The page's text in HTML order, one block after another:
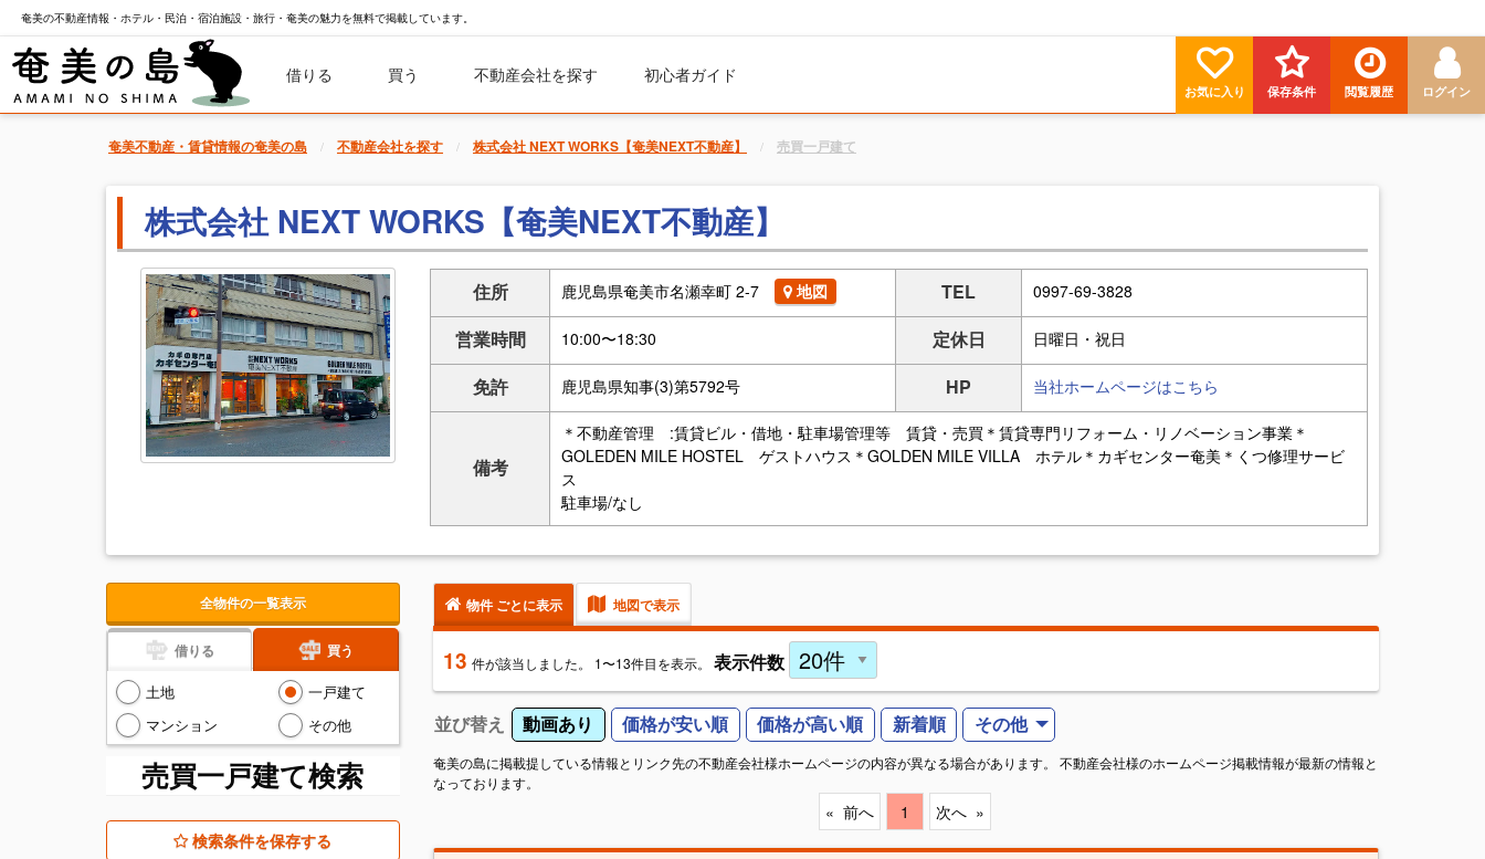
奄美の不動産情報・ホテル・民泊・宿泊施設・旅行・奄美の魅力を無料で掲載しています。
借りる 買う 不動産会社を探す 初心者ガイド
ログイン
閲覧履歴
保存条件
お気に入り
奄美不動産・賃貸情報の奄美の島 不動産会社を探す 株式会社 NEXT WORKS【奄美NEXT不動産】 売買一戸建て
株式会社 NEXT WORKS【奄美NEXT不動産】
住所 鹿児島県奄美市名瀬幸町 2-7 地図 TEL 0997-69-3828
営業時間 10:00〜18:30 定休日 日曜日・祝日
免許 鹿児島県知事(3)第5792号 HP 当社ホームページはこちら
備考
＊不動産管理 :賃貸ビル・借地・駐車場管理等 賃貸・売買＊賃貸専門リフォーム・リノベーション事業＊
GOLEDEN MILE HOSTEL ゲストハウス＊GOLDEN MILE VILLA ホテル＊カギセンター奄美＊くつ修理サービ
ス
駐車場/なし
全物件の一覧表示
借りる 買う
土地
一戸建て
マンション
その他
売買一戸建て検索
検索条件を保存する
物件 ごとに表示 地図で表示
13 件が該当しました。 1〜13件目を表示。 表示件数
並び替え 動画あり 価格が安い順 価格が高い順 新着順 その他
奄美の島に掲載提している情報とリンク先の不動産会社様ホームページの内容が異なる場合があります。 不動産会社様のホームページ掲載情報が最新の情報と
なっております。
前へ 1 次へ